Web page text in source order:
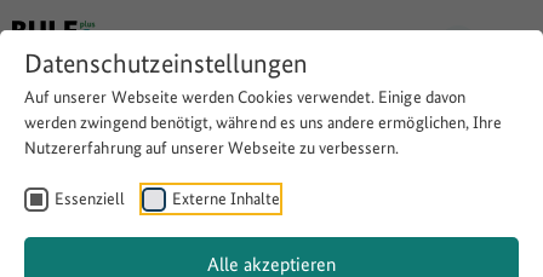
Datenschutzeinstellungen
Auf unserer Webseite werden Cookies verwendet. Einige davon
werden zwingend benötigt, während es uns andere ermöglichen, Ihre
Nutzererfahrung auf unserer Webseite zu verbessern.
Essenziell Externe Inhalte
Alle akzeptieren
Junior-Café - ein inklusives-
interkulturelles
"Miniunternehmen"